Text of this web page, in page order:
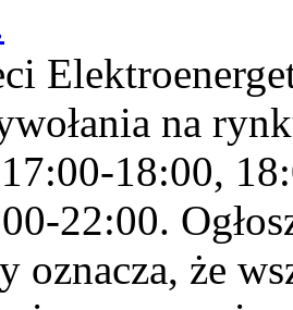
na
18:00,
22:00.
oznacza, że